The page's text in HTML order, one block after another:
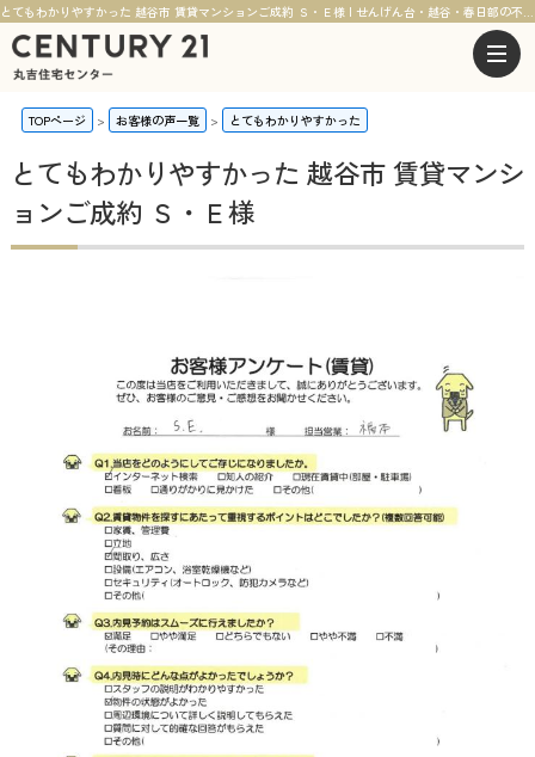
とてもわかりやすかった 越谷市 賃貸マンションご成約 Ｓ・Ｅ様 | せんげん台・越谷・春日部の不動産ならセンチュリー21丸吉住宅センター
TOPページ お客様の声一覧 とてもわかりやすかった
とてもわかりやすかった 越谷市 賃貸マンシ
ョンご成約 Ｓ・Ｅ様